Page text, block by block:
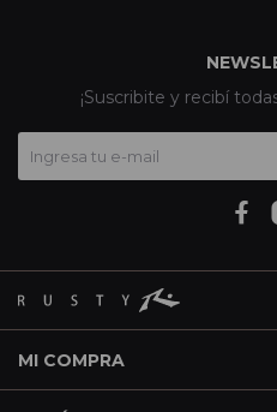
MI COMPRA
¡Suscribite y recibí